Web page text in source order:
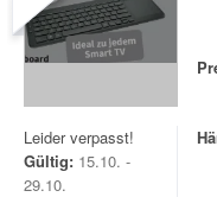
Leider verpasst!
Gültig: 15.10. -
29.10.